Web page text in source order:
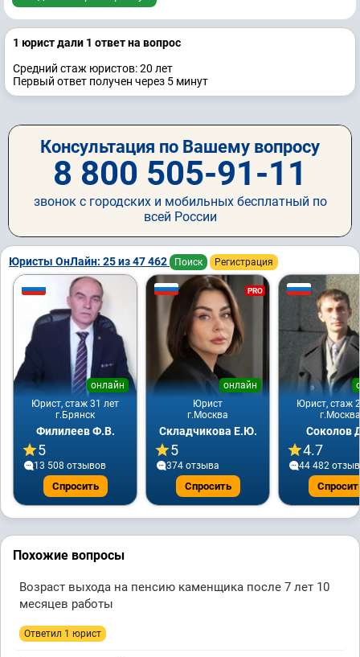
1 юрист дали 1 ответ на вопрос
Средний стаж юристов: 20 лет
Первый ответ получен через 5 минут
Консультация по Вашему вопросу
8 800 505-91-11
звонок с городских и мобильных бесплатный по
всей России
Юристы ОнЛайн: 25 из 47 462 Поиск Регистрация
Юрист, стаж 31 лет
онлайн
г.Брянск
Филилеев Ф.В.
5
13 508 отзывов
Спросить
PRO
Юрист
онлайн
г.Москва
Складчикова Е.Ю.
5
374 отзывa
Спросить
Юрист, стаж
г.Москва
Соколов
4.7
44 482
Похожие вопросы
Возраст выхода на пенсию каменщика после 7 лет 10
месяцев работы
Ответил 1 юрист